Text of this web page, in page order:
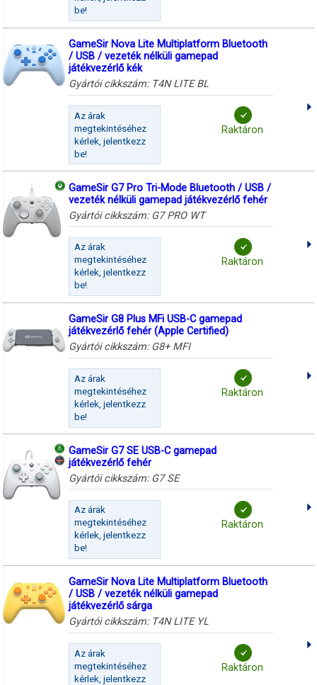
be!
GameSir Nova Lite Multiplatform Bluetooth
/ USB / vezeték nélküli gamepad
játékvezérlő kék
Gyártói cikkszám: T4N LITE BL
Az árak
megtekintéséhez
kérlek, jelentkezz
be!
Raktáron
GameSir G7 Pro Tri-Mode Bluetooth / USB /
vezeték nélküli gamepad játékvezérlő fehér
Gyártói cikkszám: G7 PRO WT
Az árak
megtekintéséhez
kérlek, jelentkezz
be!
Raktáron
GameSir G8 Plus MFi USB-C gamepad
játékvezérlő fehér (Apple Certified)
Gyártói cikkszám: G8+ MFI
Az árak
megtekintéséhez
kérlek, jelentkezz
be!
Raktáron
GameSir G7 SE USB-C gamepad
játékvezérlő fehér
Gyártói cikkszám: G7 SE
Az árak
megtekintéséhez
kérlek, jelentkezz
be!
Raktáron
GameSir Nova Lite Multiplatform Bluetooth
/ USB / vezeték nélküli gamepad
játékvezérlő sárga
Gyártói cikkszám: T4N LITE YL
Az árak
megtekintéséhez
kérlek, jelentkezz
Raktáron